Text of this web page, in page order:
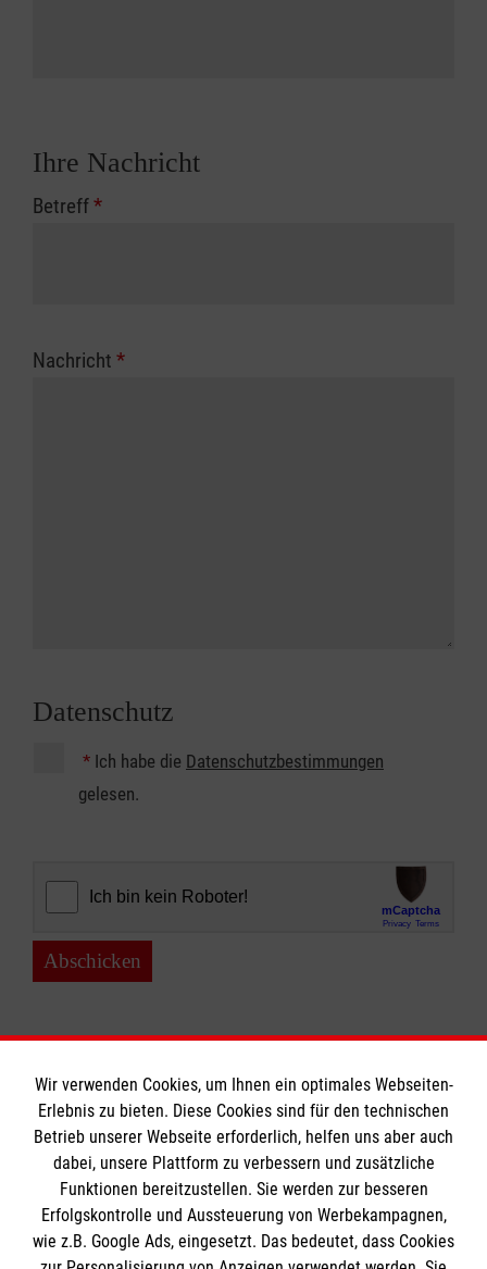
Ihre Nachricht
Betreff*
Nachricht *
Datenschutz
* Ich habe die Datenschutzbestimmungen
gelesen.
Abschicken
Informationen
Impressum
Datenschutz
Die Malteser
Wir verwenden Cookies, um Ihnen ein optimales Webseiten-
Erlebnis zu bieten. Diese Cookies sind für den technischen
Betrieb unserer Webseite erforderlich, helfen uns aber auch
dabei, unsere Plattform zu verbessern und zusätzliche
Funktionen bereitzustellen. Sie werden zur besseren
Erfolgskontrolle und Aussteuerung von Werbekampagnen,
wie z.B. Google Ads, eingesetzt. Das bedeutet, dass Cookies